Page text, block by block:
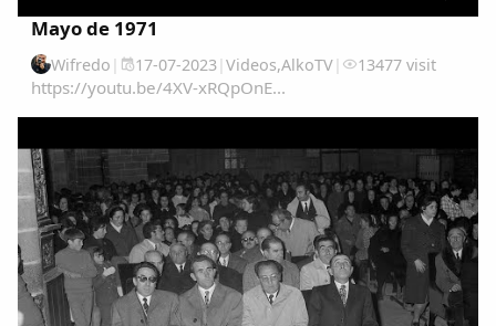
Mayo de 1971
Wifredo | 17-07-2023| Videos,AlkoTV| 13477 visit
https://youtu.be/4XV-xRQpOnE...
Comparte